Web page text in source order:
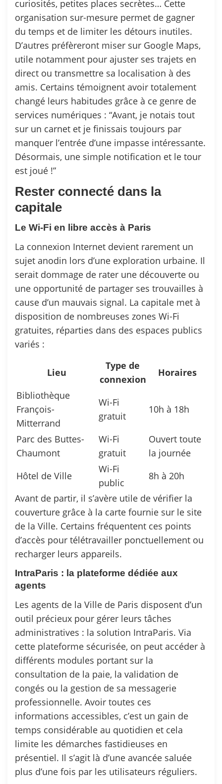
curiosités, petites places secrètes… Cette
organisation sur-mesure permet de gagner
du temps et de limiter les détours inutiles.
D’autres préfèreront miser sur Google Maps,
utile notamment pour ajuster ses trajets en
direct ou transmettre sa localisation à des
amis. Certains témoignent avoir totalement
changé leurs habitudes grâce à ce genre de
services numériques : “Avant, je notais tout
sur un carnet et je finissais toujours par
manquer l’entrée d’une impasse intéressante.
Désormais, une simple notification et le tour
est joué !”
Rester connecté dans la
capitale
Le Wi-Fi en libre accès à Paris
La connexion Internet devient rarement un
sujet anodin lors d’une exploration urbaine. Il
serait dommage de rater une découverte ou
une opportunité de partager ses trouvailles à
cause d’un mauvais signal. La capitale met à
disposition de nombreuses zones Wi-Fi
gratuites, réparties dans des espaces publics
variés :
Lieu
Type de
connexion
Horaires
Bibliothèque
François-
Mitterrand
Wi-Fi
gratuit
10h à 18h
Parc des Buttes-
Chaumont
Wi-Fi
gratuit
Ouvert toute
la journée
Hôtel de Ville
Wi-Fi
public
8h à 20h
Avant de partir, il s’avère utile de vérifier la
couverture grâce à la carte fournie sur le site
de la Ville. Certains fréquentent ces points
d’accès pour télétravailler ponctuellement ou
recharger leurs appareils.
IntraParis : la plateforme dédiée aux
agents
Les agents de la Ville de Paris disposent d’un
outil précieux pour gérer leurs tâches
administratives : la solution IntraParis. Via
cette plateforme sécurisée, on peut accéder à
différents modules portant sur la
consultation de la paie, la validation de
congés ou la gestion de sa messagerie
professionnelle. Avoir toutes ces
informations accessibles, c’est un gain de
temps considérable au quotidien et cela
limite les démarches fastidieuses en
présentiel. Il s’agit là d’une avancée saluée
plus d’une fois par les utilisateurs réguliers.